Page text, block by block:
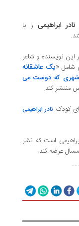
را با
و شاعر
«یک عاشقانه
که دوست می
کند.
نادر ابراهیمی
است که نشر
کند.